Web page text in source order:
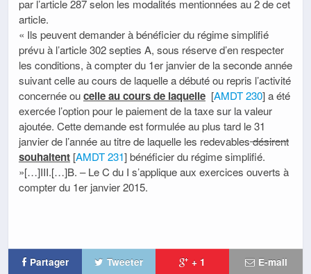
par l’article 287 selon les modalités mentionnées au 2 de cet
article.
« Ils peuvent demander à bénéficier du régime simplifié
prévu à l’article 302 septies A, sous réserve d’en respecter
les conditions, à compter du 1er janvier de la seconde année
suivant celle au cours de laquelle a débuté ou repris l’activité
concernée oucelle au cours de laquelle [AMDT 230] a été
exercée l’option pour le paiement de la taxe sur la valeur
ajoutée. Cette demande est formulée au plus tard le 31
janvier de l’année au titre de laquelle les redevablesdésirent
souhaitent [AMDT 231] bénéficier du régime simplifié.
»[…]III.[…]B. – Le C du I s’applique aux exercices ouverts à
compter du 1er janvier 2015.
Partager Tweeter + 1 E-mail